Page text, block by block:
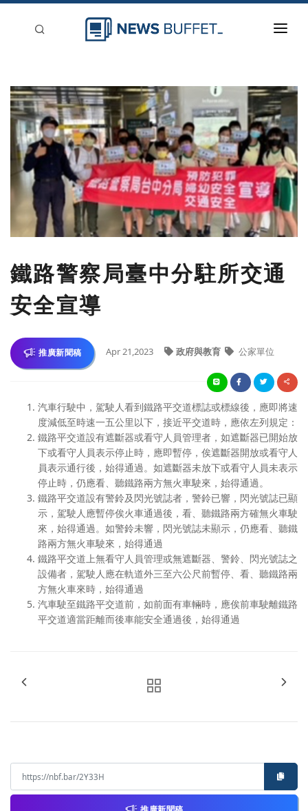
新聞稿分類
登入
刊登
鐵路警察局臺中分駐所交通
安全宣導
推廣新聞稿 Apr 21,2023 政府與教育 公家單位
汽車行駛中，駕駛人看到鐵路平交道標誌或標線後，應即將速
度減低至時速一五公里以下，接近平交道時，應依左列規定：
鐵路平交道設有遮斷器或看守人員管理者，如遮斷器已開始放
下或看守人員表示停止時，應即暫停，俟遮斷器開放或看守人
員表示通行後，始得通過。如遮斷器未放下或看守人員未表示
停止時，仍應看、聽鐵路兩方無火車駛來，始得通過。
鐵路平交道設有警鈴及閃光號誌者，警鈴已響，閃光號誌已顯
示，駕駛人應暫停俟火車通過後，看、聽鐵路兩方確無火車駛
來，始得通過。如警鈴未響，閃光號誌未顯示，仍應看、聽鐵
路兩方無火車駛來，始得通過
鐵路平交道上無看守人員管理或無遮斷器、警鈴、閃光號誌之
設備者，駕駛人應在軌道外三至六公尺前暫停、看、聽鐵路兩
方無火車來時，始得通過
汽車駛至鐵路平交道前，如前面有車輛時，應俟前車駛離鐵路
平交道適當距離而後車能安全通過後，始得通過